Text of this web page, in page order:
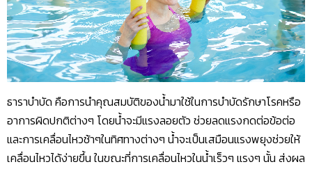
ธาราบำบัด คือการนำคุณสมบัติของน้ำมาใช้ในการบำบัดรักษาโรคหรือ
อาการผิดปกติต่างๆ โดยน้ำจะมีแรงลอยตัว ช่วยลดแรงกดต่อข้อต่อ
และการเคลื่อนไหวช้าๆในทิศทางต่างๆ น้ำจะเป็นเสมือนแรงพยุงช่วยให้
เคลื่อนไหวได้ง่ายขึ้น ในขณะที่การเคลื่อนไหวในน้ำเร็วๆ แรงๆ นั้น ส่งผล